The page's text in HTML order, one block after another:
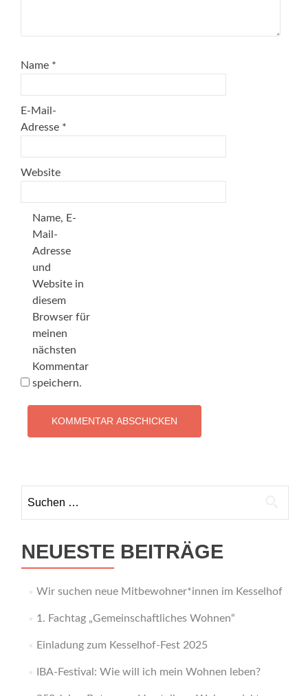
Name *
E-Mail-
Adresse *
Website
Name, E-
Mail-
Adresse
und
Website in
diesem
Browser für
meinen
nächsten
Kommentar
speichern.
nach:
NEUESTE BEITRÄGE
Wir suchen neue Mitbewohner*innen im Kesselhof
1. Fachtag „Gemeinschaftliches Wohnen“
Einladung zum Kesselhof-Fest 2025
IBA-Festival: Wie will ich mein Wohnen leben?